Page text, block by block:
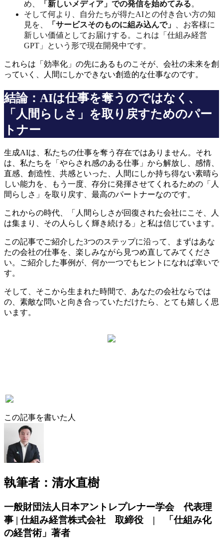
め、 「新しいメディア」での発信を始めてみる。
そして何より、自分たちが得たAIとの付き合い方の知
見を、
「サービスそのものに組み込んで」
、お客様に
新しい価値としてお届けする。これは「仕組み経営
GPT」という形で現在開発中です。
これらは「効率化」の先にあるものこそが、会社の未来を創
っていく、人間にしかできない創造的な仕事なのです。
結論：AIは仕事を奪うのではなく、
「人間らしさ」を取り戻すためのパー
トナー
生成AIは、私たちの仕事を奪う存在ではありません。それ
は、私たちを「やらされ感のある仕事」から解放し、感情、
直感、創造性、共感といった、人間にしか持ち得ない素晴ら
しい能力を、もう一度、存分に発揮させてくれるための「人
間らしさ」を取り戻す、最高のパートナーなのです。
これからの時代、「人間らしさが回復された会社にこそ、人
は集まり、その人らしく輝き続ける」と私は信じています。
この記事でご紹介した3つのステップに沿って、まずはあな
たの会社の仕事を、楽しみながら見つめ直してみてくださ
い。ご紹介した事例が、何か一つでもヒントになれば幸いで
す。
そして、そこから生まれた時間で、あなたの会社ならでは
の、素敵な問いと向き合っていただけたら、とても嬉しく思
います。
この記事を書いた人
執筆者：清水直樹
一般財団法人日本アントレプレナー学会 代表理
事 | 仕組み経営株式会社 取締役 | 「仕組み化
の経営術」著者